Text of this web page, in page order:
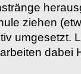
ziehen
umgesetzt.
dabei